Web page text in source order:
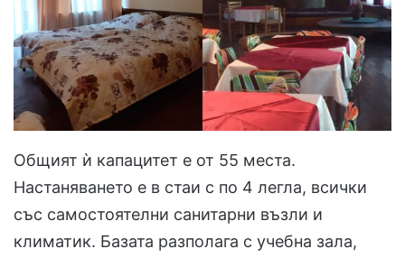
Общият ѝ капацитет е от 55 места.
Настаняването е в стаи с по 4 легла, всички
със самостоятелни санитарни възли и
климатик. Базата разполага с учебна зала,